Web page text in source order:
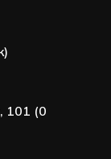
101 (0